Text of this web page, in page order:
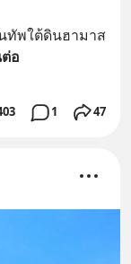
ทัพใต้ดินฮามาส
อ
1 47